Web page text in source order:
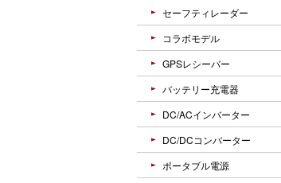
セーフティレーダー
コラボモデル
GPSレシーバー
バッテリー充電器
DC/ACインバーター
DC/DCコンバーター
ポータブル電源